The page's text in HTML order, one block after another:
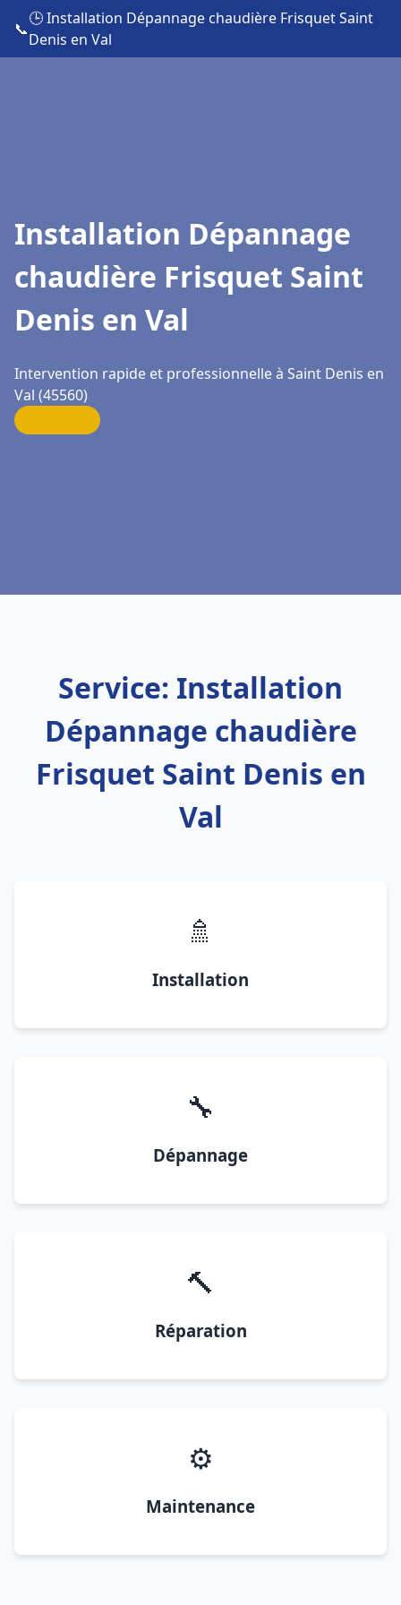
📞
🕒 Installation Dépannage chaudière Frisquet Saint
Denis en Val
Installation Dépannage
chaudière Frisquet Saint
Denis en Val
Intervention rapide et professionnelle à Saint Denis en
Val (45560)
Service: Installation
Dépannage chaudière
Frisquet Saint Denis en
Val
🚿
Installation
🔧
Dépannage
🔨
Réparation
⚙️
Maintenance